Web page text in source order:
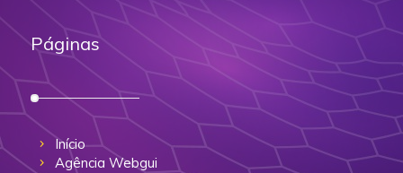
Páginas
Início
Agência Webgui